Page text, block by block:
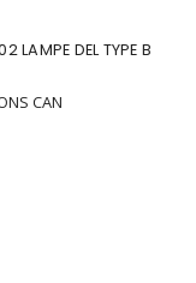
LAMPE DEL TYPE B
CAN